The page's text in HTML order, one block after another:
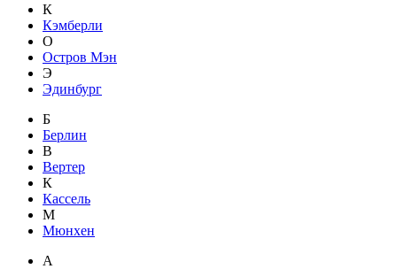
К
Кэмберли
О
Остров Мэн
Э
Эдинбург
Б
Берлин
В
Вертер
К
Кассель
М
Мюнхен
А